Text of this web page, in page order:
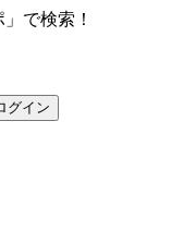
で検索！
グイン